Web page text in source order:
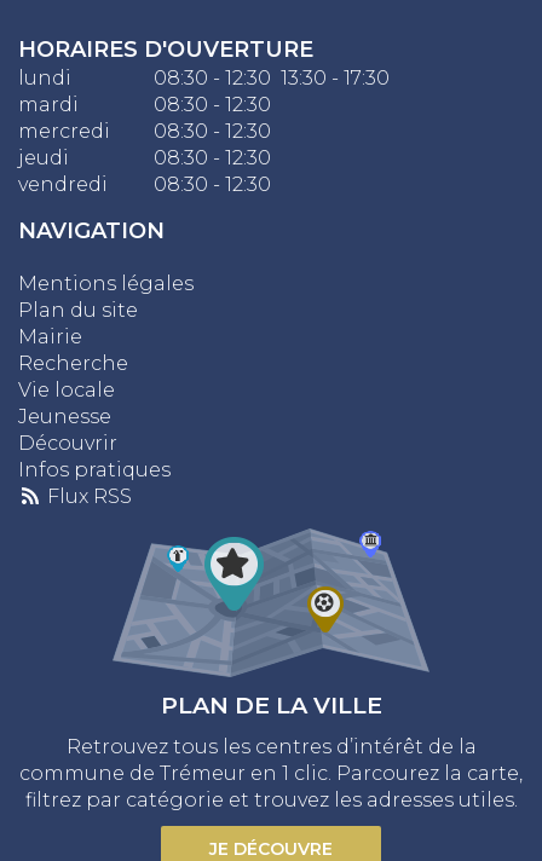
HORAIRES D'OUVERTURE
lundi
08:30 - 12:30 13:30 - 17:30
mardi
08:30 - 12:30
mercredi 08:30 - 12:30
jeudi
08:30 - 12:30
vendredi
08:30 - 12:30
NAVIGATION
Mentions légales
Plan du site
Mairie
Recherche
Vie locale
Jeunesse
Découvrir
Infos pratiques
Flux RSS
PLAN DE LA VILLE
Retrouvez tous les centres d’intérêt de la
commune de Trémeur en 1 clic. Parcourez la carte,
filtrez par catégorie et trouvez les adresses utiles.
JE DÉCOUVRE